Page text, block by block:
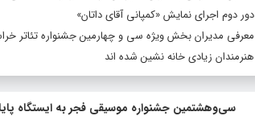
دور دوم اجرای نمایش «کمپانی آقای داتان»
معرفی مدیران بخش ویژه سی و چهارمین جشنواره تئاتر
هنرمندان زیادی خانه نشین شده اند
سی‌وهشتمین جشنواره موسیقی فجر به ایستگاه